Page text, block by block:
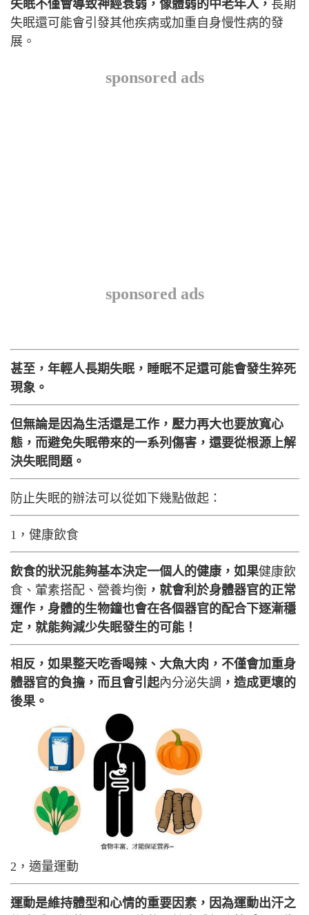
失眠不僅會導致神經衰弱，像體弱的中老年人， 長期
失眠還可能會引發其他疾病或加重自身慢性病的發
展。
sponsored ads
sponsored ads
甚至，年輕人長期失眠，睡眠不足還可能會發生猝死
現象。
但無論是因為生活還是工作，壓力再大也要放寬心
態，而避免失眠帶來的一系列傷害，還要從根源上解
決失眠問題。
防止失眠的辦法可以從如下幾點做起：
1，健康飲食
飲食的狀況能夠基本決定一個人的健康，如果健康飲
食、葷素搭配、營養均衡，就會利於身體器官的正常
運作，身體的生物鐘也會在各個器官的配合下逐漸穩
定，就能夠減少失眠發生的可能！
相反，如果整天吃香喝辣、大魚大肉，不僅會加重身
體器官的負擔，而且會引起內分泌失調 ，造成更壞的
後果。
2，適量運動
運動是維持體型和心情的重要因素，因為運動出汗之